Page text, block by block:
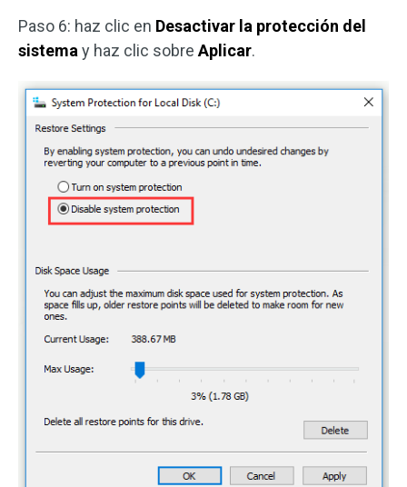
Paso 6: haz clic en Desactivar la protección del
sistema y haz clic sobre Aplicar.